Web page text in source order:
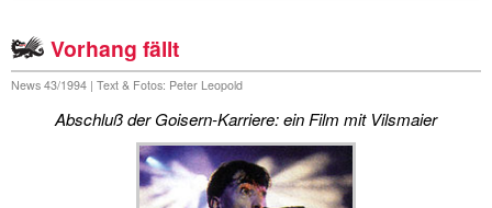
Vorhang fällt
News 43/1994 | Text & Fotos: Peter Leopold
Abschluß der Goisern-Karriere: ein Film mit Vilsmaier